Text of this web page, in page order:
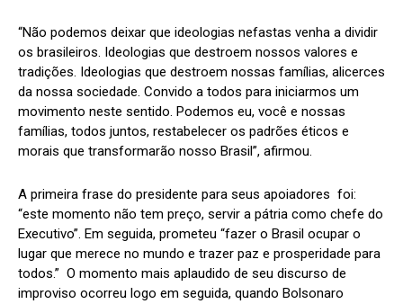
“Não podemos deixar que ideologias nefastas venha a dividir
os brasileiros. Ideologias que destroem nossos valores e
tradições. Ideologias que destroem nossas famílias, alicerces
da nossa sociedade. Convido a todos para iniciarmos um
movimento neste sentido. Podemos eu, você e nossas
famílias, todos juntos, restabelecer os padrões éticos e
morais que transformarão nosso Brasil”, afirmou.
A primeira frase do presidente para seus apoiadores foi:
“este momento não tem preço, servir a pátria como chefe do
Executivo”. Em seguida, prometeu “fazer o Brasil ocupar o
lugar que merece no mundo e trazer paz e prosperidade para
todos.” O momento mais aplaudido de seu discurso de
improviso ocorreu logo em seguida, quando Bolsonaro